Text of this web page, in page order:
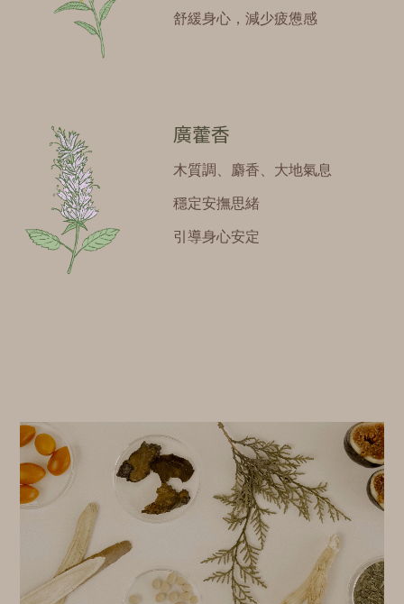
舒緩身心，減少疲憊感
廣藿香
木質調、麝香、大地氣息
穩定安撫思緒
引導身心安定